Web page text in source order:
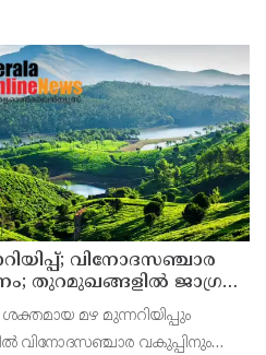
വിനോദസഞ്ചാര
തുറമുഖങ്ങളില്‍ ജാഗ്രതാ
മഴ മുന്നറിയിപ്പും
വിനോദസഞ്ചാര വകുപ്പിനും